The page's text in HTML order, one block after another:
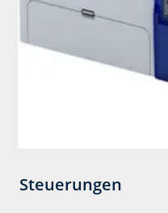
Steuerungen